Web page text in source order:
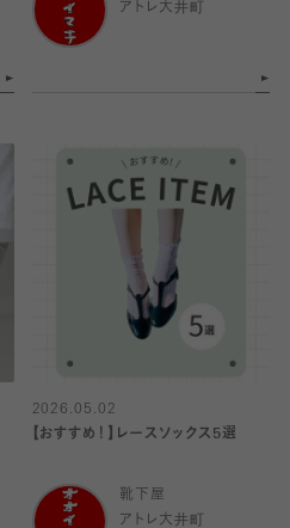
アトレ大井町
2026.05.02
【おすすめ！】レースソックス5選
靴下屋
アトレ大井町